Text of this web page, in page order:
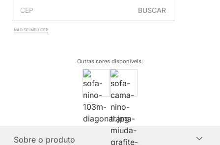
BUSCAR
NÃO SEI MEU CEP
Outras cores disponíveis:
Sobre o produto